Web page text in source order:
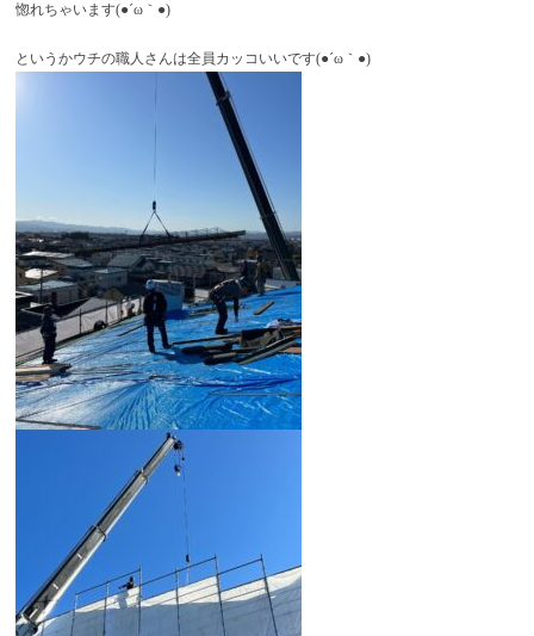
惚れちゃいます(●´ω｀●)
というかウチの職人さんは全員カッコいいです(●´ω｀●)